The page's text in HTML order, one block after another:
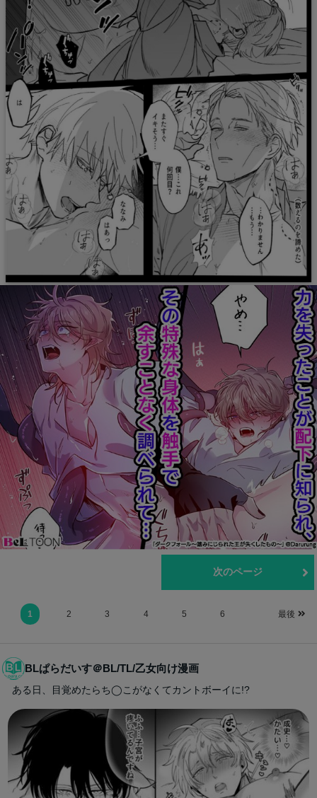
次のページ
1 2 3 4 5 6 最後
BLぱらだいす＠BL/TL/乙女向け漫画
ある日、目覚めたらち◯こがなくてカントボーイに!?